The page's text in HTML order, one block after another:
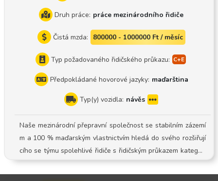
Druh práce: práce mezinárodního řidiče
Čistá mzda: 800000 - 1000000 Ft / měsíc
Typ požadovaného řidičského průkazu:
Předpokládané hovorové jazyky: maďarština
Typ(y) vozidla: návěs
Naše mezinárodní přepravní společnost se stabilním zázemí
m a 100 % maďarským vlastnictvím hledá do svého rozšiřují
cího se týmu spolehlivé řidiče s řidičským průkazem kategori
e CE ! Pracovní náplň: Řízení soupravy s návěsem s plachtou
Systém: Systém s řidičem-správcem vozového parku Mladý,